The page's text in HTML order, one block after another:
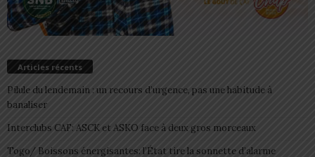
Articles récents
Pilule du lendemain : un recours d’urgence, pas une habitude à
banaliser
Interclubs CAF: ASCK et ASKO face à deux gros morceaux
Togo/ Boissons énergisantes: l’État tire la sonnette d’alarme